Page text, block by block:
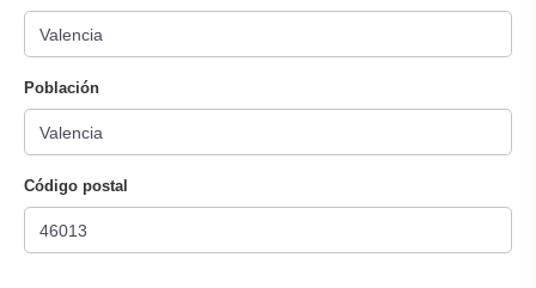
Población
Código postal